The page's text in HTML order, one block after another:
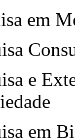
em
e
em